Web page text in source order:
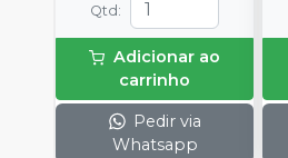
Qtd :
Adicionar ao
carrinho
Pedir via
Whatsapp